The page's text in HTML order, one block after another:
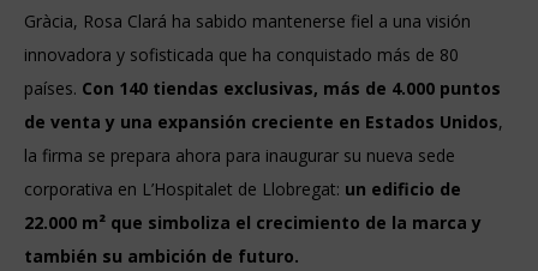
Gràcia, Rosa Clará ha sabido mantenerse fiel a una visión
innovadora y sofisticada que ha conquistado más de 80
países. Con 140 tiendas exclusivas, más de 4.000 puntos
de venta y una expansión creciente en Estados Unidos,
la firma se prepara ahora para inaugurar su nueva sede
corporativa en L’Hospitalet de Llobregat: un edificio de
22.000 m² que simboliza el crecimiento de la marca y
también su ambición de futuro.